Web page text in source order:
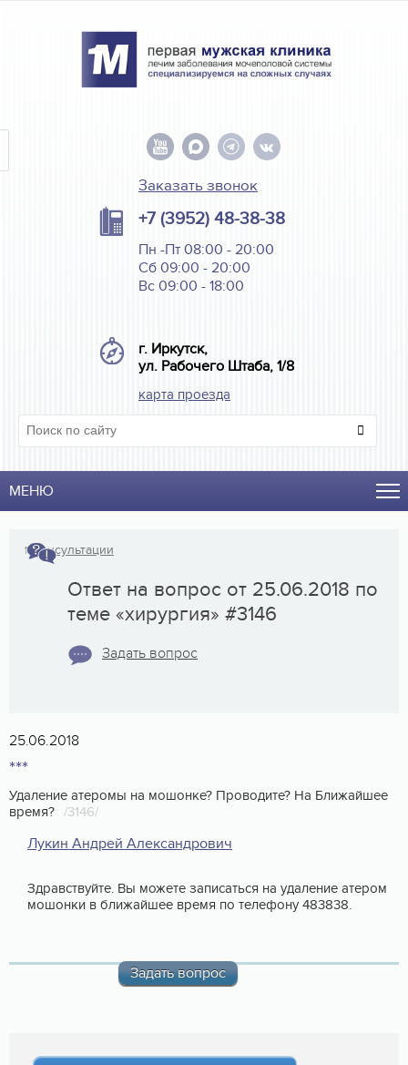
Заказать звонок
+7 (3952) 48-38-38
Пн -Пт 08:00 - 20:00
Сб 09:00 - 20:00
Вс 09:00 - 18:00
г. Иркутск,
ул. Рабочего Штаба, 1/8
карта проезда
МЕНЮ
↑Консультации
Ответ на вопрос от 25.06.2018 по
теме «хирургия» #3146
Задать вопрос
25.06.2018
***
Удаление атеромы на мошонке? Проводите? На Ближайшее
время? /3146/
Задать вопрос
Лукин Андрей Александрович
Здравствуйте. Вы можете записаться на удаление атером
мошонки в ближайшее время по телефону 483838.